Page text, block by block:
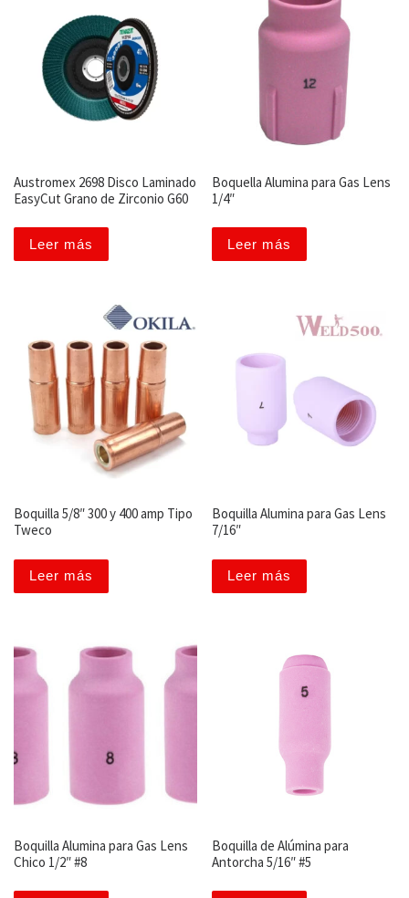
Austromex 2698 Disco Laminado
EasyCut Grano de Zirconio G60
Leer más
Boquella Alumina para Gas Lens
1/4″
Leer más
Boquilla 5/8″ 300 y 400 amp Tipo
Tweco
Leer más
Boquilla Alumina para Gas Lens
7/16″
Leer más
Boquilla Alumina para Gas Lens
Chico 1/2″ #8
Boquilla de Alúmina para
Antorcha 5/16″ #5